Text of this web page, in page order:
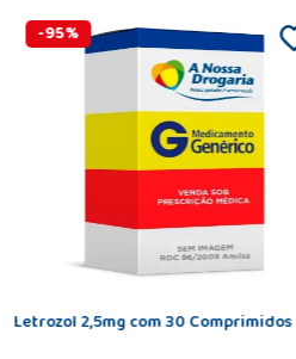
-95%
Letrozol 2,5mg com 30 Comprimidos